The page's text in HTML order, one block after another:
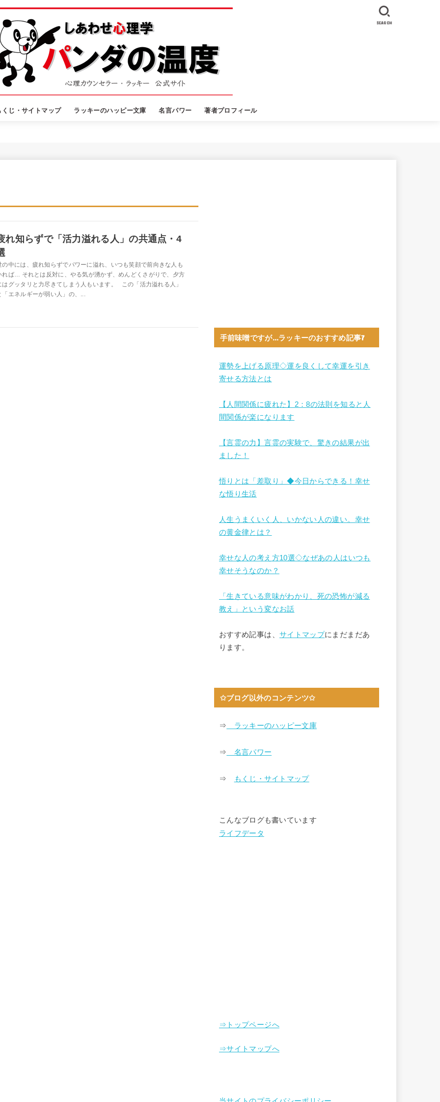
くじ・サイトマップ ラッキーのハッピー文庫 名言パワー 著者プロフィール
SEARCH
れ知らずで「活力溢れる人」の共通点・4
の中には、疲れ知らずでパワーに溢れ、いつも笑顔で前向きな人も
れば… それとは反対に、やる気が湧かず、めんどくさがりで、夕方
はグッタリと力尽きてしまう人もいます。 この「活力溢れる人」
「エネルギーが弱い人」の、...
手前味噌ですが…ラッキーのおすすめ記事7
運勢を上げる原理◇運を良くして幸運を引き
寄せる方法とは
【人間関係に疲れた】2：8の法則を知ると人
間関係が楽になります
【言霊の力】言霊の実験で、驚きの結果が出
ました！
悟りとは「差取り」◆今日からできる！幸せ
な悟り生活
人生うまくいく人、いかない人の違い。幸せ
の黄金律とは？
幸せな人の考え方10選◇なぜあの人はいつも
幸せそうなのか？
「生きている意味がわかり、死の恐怖が減る
教え」という変なお話
おすすめ記事は、 サイトマップにまだまだあ
ります。
✩ブログ以外のコンテンツ✩
⇒ ラッキーのハッピー文庫
⇒ 名言パワー
⇒ もくじ・サイトマップ
こんなブログも書いています
ライフデータ
⇒トップページへ
⇒サイトマップへ